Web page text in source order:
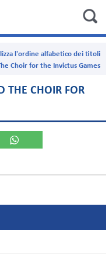
l'ordine alfabetico dei titoli
Choir for the Invictus Games
THE CHOIR FOR